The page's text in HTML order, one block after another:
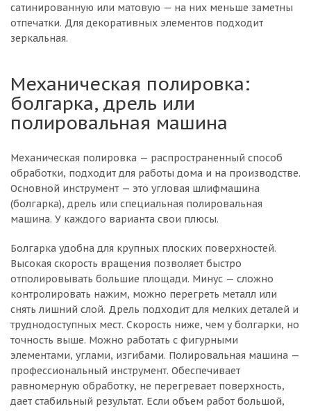
сатинированную или матовую — на них меньше заметны
отпечатки. Для декоративных элементов подходит
зеркальная.
Механическая полировка:
болгарка, дрель или
полировальная машина
Механическая полировка — распространенный способ
обработки, подходит для работы дома и на производстве.
Основной инструмент — это угловая шлифмашина
(болгарка), дрель или специальная полировальная
машина. У каждого варианта свои плюсы.
Болгарка удобна для крупных плоских поверхностей.
Высокая скорость вращения позволяет быстро
отполировывать большие площади. Минус — сложно
контролировать нажим, можно перегреть металл или
снять лишний слой. Дрель подходит для мелких деталей и
труднодоступных мест. Скорость ниже, чем у болгарки, но
точность выше. Можно работать с фигурными
элементами, углами, изгибами. Полировальная машина —
профессиональный инструмент. Обеспечивает
равномерную обработку, не перегревает поверхность,
дает стабильный результат. Если объем работ большой,